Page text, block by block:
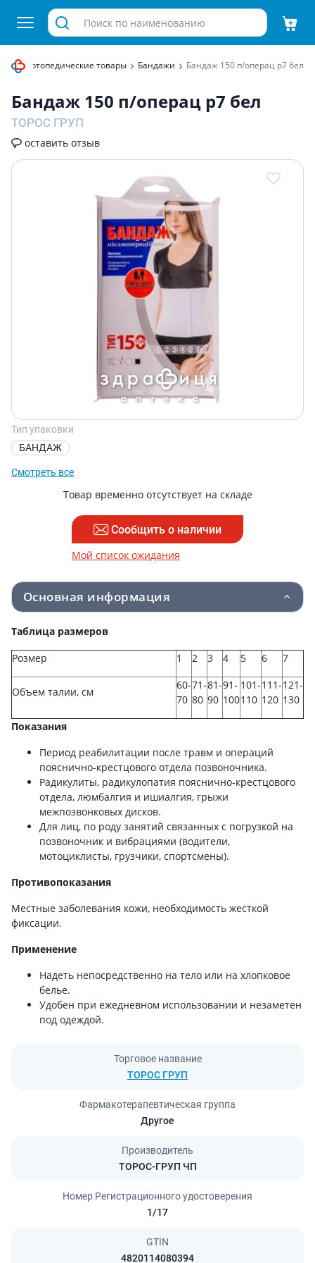
Ортопедические товары Бандажи Бандаж 150 п/операц р7 бел
Бандаж 150 п/операц р7 бел
ТОРОС ГРУП
оставить отзыв
Тип упаковки
БАНДАЖ
Смотреть все
Товар временно отсутствует на складе
Сообщить о наличии
Мой список ожидания
Основная информация
Таблица размеров
Розмер
1 2 3 4 5 6 7
Объем талии, см
60-
70
71-
80
81-
90
91-
100
101-
110
111-
120
121-
130
Показания
Период реабилитации после травм и операций
пояснично-крестцового отдела позвоночника.
Радикулиты, радикулопатия пояснично-крестцового
отдела, люмбалгия и ишиалгия, грыжи
межпозвонковых дисков.
Для лиц, по роду занятий связанных с погрузкой на
позвоночник и вибрациями (водители,
мотоциклисты, грузчики, спортсмены).
Противопоказания
Местные заболевания кожи, необходимость жесткой
фиксации.
Применение
Надеть непосредственно на тело или на хлопковое
белье.
Удобен при ежедневном использовании и незаметен
под одеждой.
Торговое название
ТОРОС ГРУП
Фармакотерапевтическая группа
Другое
Производитель
ТОРОС-ГРУП ЧП
Номер Регистрационного удостоверения
1/17
GTIN
4820114080394